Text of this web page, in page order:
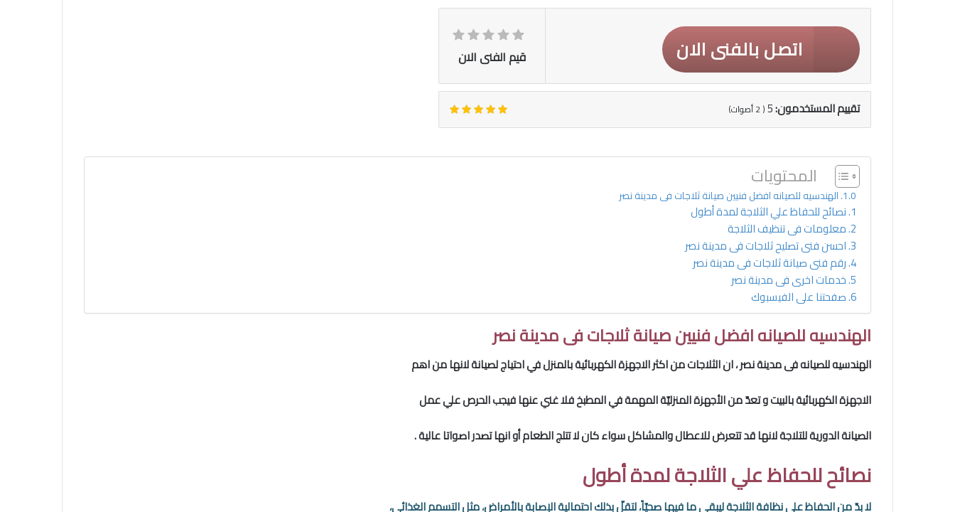
قيم الفنى الان اتصل بالفنى الان
تقييم المستخدمون:5
(
2أصوات)
المحتويات
الهندسيه للصيانه افضل فنيين صيانة ثلاجات فى مدينة نصر
نصائح للحفاظ علي الثلاجة لمدة أطول
معلومات فى تنظيف الثلاجة
احسن فنى تصليح ثلاجات فى مدينة نصر
رقم فنى صيانة ثلاجات فى مدينة نصر
خدمات اخرى فى مدينة نصر
صفحتنا على الفيسبوك
الهندسيه للصيانه افضل فنيين صيانة ثلاجات فى مدينة نصر
الهندسيه للصيانه فى مدينة نصر، ان الثلاجات من اكثر الاجهزة الكهربائية بالمنزل في احتياج لصيانة لانها من اهم
الاجهزة الكهربائية بالبيت و تعدّ من الأجهزة المنزليّة المهمة في المطبخ فلا غني عنها فيجب الحرص علي عمل
الصيانة الدورية للتلاجة لانها قد تتعرض للاعطال والمشاكل سواء كان لا تتلج الطعام أو انها تصدر اصواتا عالية .
نصائح للحفاظ علي الثلاجة لمدة أطول
لا بدّ من الحفاظ على نظافة الثلاجة ليبقى ما فيها صحيّاً، لتقلّ بذلك احتمالية الإصابة بالأمراض، مثل التسمم الغذائي،